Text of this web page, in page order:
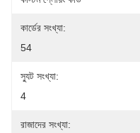
কার্ডের সংখ্যা:
54
স্যুট সংখ্যা:
4
রাজাদের সংখ্যা: